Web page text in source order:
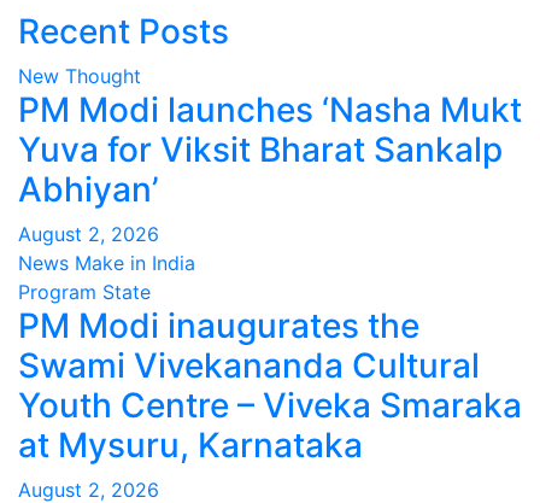
Recent Posts
New Thought
PM Modi launches ‘Nasha Mukt
Yuva for Viksit Bharat Sankalp
Abhiyan’
August 2, 2026
News Make in India
Program State
PM Modi inaugurates the
Swami Vivekananda Cultural
Youth Centre – Viveka Smaraka
at Mysuru, Karnataka
August 2, 2026